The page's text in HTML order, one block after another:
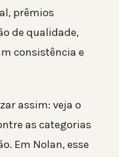
prêmios
de qualidade,
consistência e
assim: veja o
as categorias
Em Nolan, esse